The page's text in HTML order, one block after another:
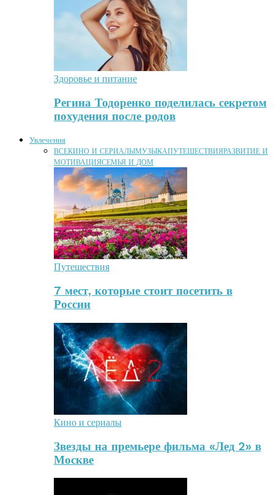
Здоровье и питание
Регина Тодоренко поделилась секретом
похудения после родов
Увлечения
ВСЕКИНО И СЕРИАЛЫМУЗЫКАПУТЕШЕСТВИЯРАЗВИТИЕ И
МОТИВАЦИЯСЕМЬЯ И ДОМ
Путешествия
7 мест, которые стоит посетить в
России
Кино и сериалы
Звезды на премьере фильма «Лед 2» в
Москве